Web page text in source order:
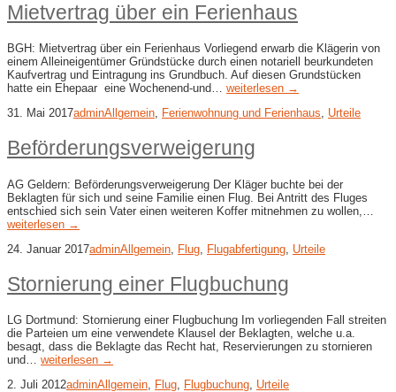
Mietvertrag über ein Ferienhaus
BGH: Mietvertrag über ein Ferienhaus Vorliegend erwarb die Klägerin von
einem Alleineigentümer Gründstücke durch einen notariell beurkundeten
Kaufvertrag und Eintragung ins Grundbuch. Auf diesen Grundstücken
hatte ein Ehepaar eine Wochenend-und… weiterlesen →
31. Mai 2017adminAllgemein, Ferienwohnung und Ferienhaus, Urteile
Beförderungsverweigerung
AG Geldern: Beförderungsverweigerung Der Kläger buchte bei der
Beklagten für sich und seine Familie einen Flug. Bei Antritt des Fluges
entschied sich sein Vater einen weiteren Koffer mitnehmen zu wollen,…
weiterlesen →
24. Januar 2017adminAllgemein Flug Flugabfertigung Urteile
Stornierung einer Flugbuchung
LG Dortmund: Stornierung einer Flugbuchung Im vorliegenden Fall streiten
die Parteien um eine verwendete Klausel der Beklagten, welche u.a.
besagt, dass die Beklagte das Recht hat, Reservierungen zu stornieren
und… weiterlesen →
2. Juli 2012adminAllgemein Flug Flugbuchung Urteile